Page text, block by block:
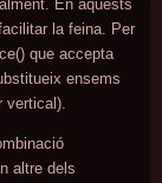
En aquests
la feina. Per
que accepta
ensems
vertical).
altre dels